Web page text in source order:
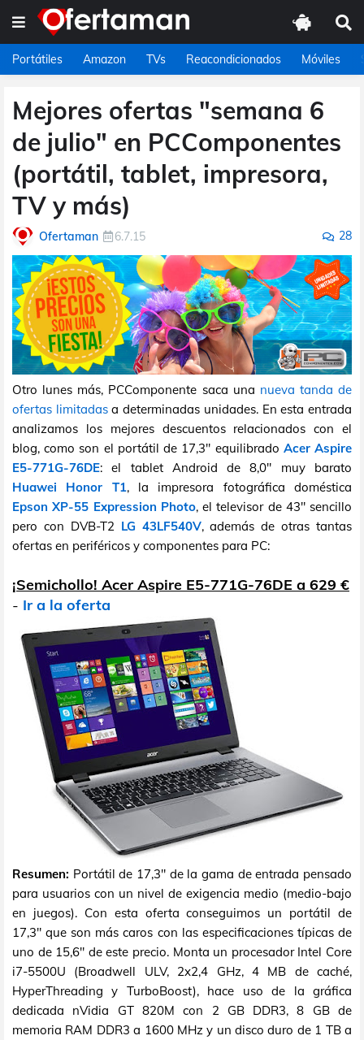
Portátiles Amazon TVs Reacondicionados Móviles
Mejores ofertas "semana 6
de julio" en PCComponentes
(portátil, tablet, impresora,
TV y más)
Ofertaman 6.7.15 28
Otro lunes más, PCComponente saca una nueva tanda de
ofertas limitadasa determinadas unidades. En esta entrada
analizamos los mejores descuentos relacionados con el
blog, como son el portátil de 17,3" equilibrado Acer Aspire
E5-771G-76DE: el tablet Android de 8,0" muy barato
Huawei Honor T1, la impresora fotográfica doméstica
Epson XP-55 Expression Photo, el televisor de 43" sencillo
pero con DVB-T2 LG 43LF540V, además de otras tantas
ofertas en periféricos y componentes para PC:
¡Semichollo! Acer Aspire E5-771G-76DE a 629 €
- Ir a la oferta
Resumen: Portátil de 17,3" de la gama de entrada pensado
para usuarios con un nivel de exigencia medio (medio-bajo
en juegos). Con esta oferta conseguimos un portátil de
17,3" que son más caros con las especificaciones típicas de
uno de 15,6" de este precio. Monta un procesador Intel Core
i7-5500U (Broadwell ULV, 2x2,4 GHz, 4 MB de caché,
HyperThreading y TurboBoost), hace uso de la gráfica
dedicada nVidia GT 820M con 2 GB DDR3, 8 GB de
memoria RAM DDR3 a 1600 MHz y un disco duro de 1 TB a